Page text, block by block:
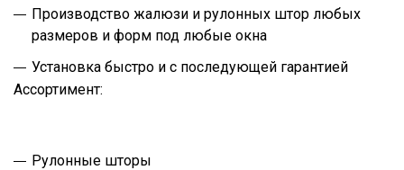
Производство жалюзи и рулонных штор любых
размеров и форм под любые окна
Установка быстро и с последующей гарантией
Ассортимент:
Рулонные шторы